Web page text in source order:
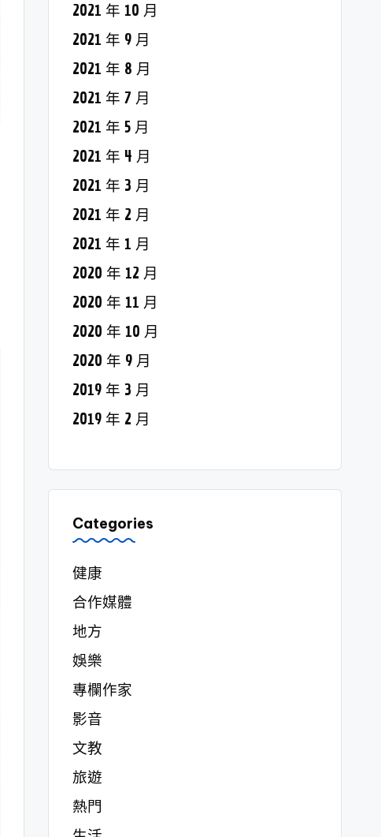
2021 年 10 月
2021 年 9 月
2021 年 8 月
2021 年 7 月
2021 年 5 月
2021 年 4 月
2021 年 3 月
2021 年 2 月
2021 年 1 月
2020 年 12 月
2020 年 11 月
2020 年 10 月
2020 年 9 月
2019 年 3 月
2019 年 2 月
Categories
健康
合作媒體
地方
娛樂
專欄作家
影音
文教
旅遊
熱門